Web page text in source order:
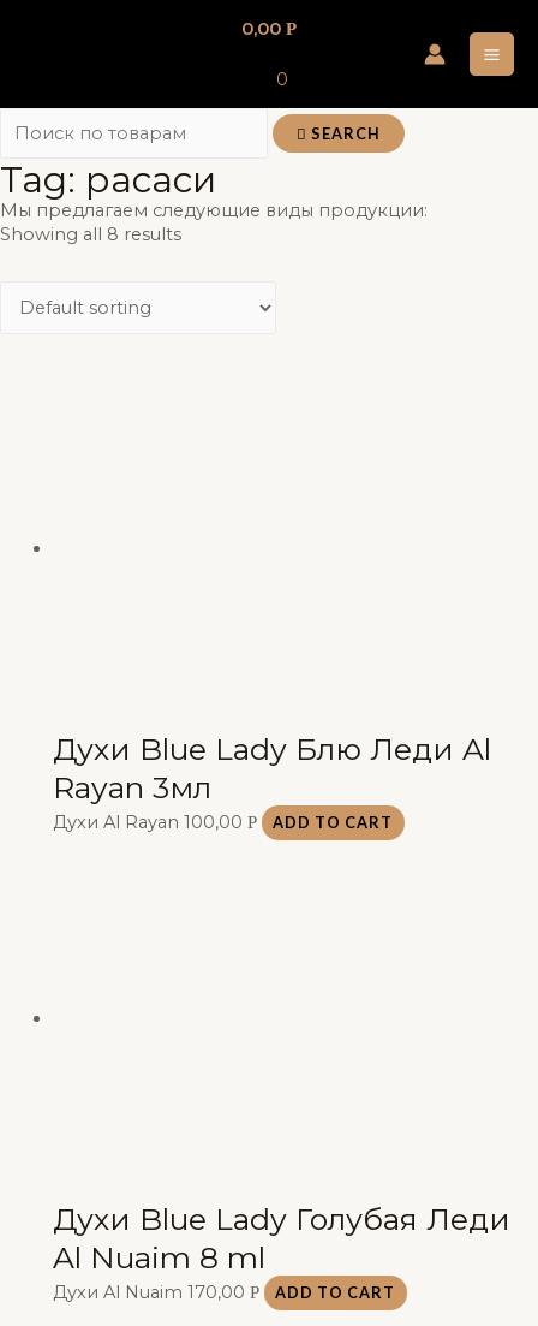
0,00 Р
0
SEARCH
Tag: расаси
Мы предлагаем следующие виды продукции:
Showing all 8 results
Духи Blue Lady Блю Леди Al
Rayan 3мл
Духи Al Rayan 100,00 Р ADD TO CART
Духи Blue Lady Голубая Леди
Al Nuaim 8 ml
Духи Al Nuaim 170,00 Р ADD TO CART